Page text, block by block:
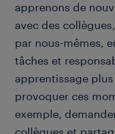
apprenons de
avec des
par nous-mêmes,
tâches et
apprentissage plus
provoquer ces
exemple,